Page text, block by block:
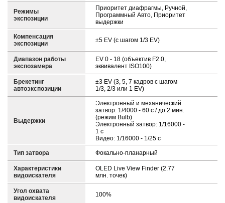
Режимы
экспозиции
Приоритет диафрагмы, Ручной,
Программный Авто, Приоритет
выдержки
Компенсация
экспозиции
±5 EV (с шагом 1/3 EV)
Диапазон работы
экспозамера
EV 0 - 18 (объектив F2.0,
эквивалент ISO100)
Брекетинг
автоэкспозиции
±3 EV (3, 5, 7 кадров с шагом
1/3, 2/3 или 1 EV)
Выдержки
Электронный и механический
затвор: 1/4000 - 60 с / до 2 мин.
(режим Bulb)
Электронный затвор: 1/16000 -
1 c
Видео: 1/16000 - 1/25 c
Тип затвора Фокально-планарный
Характеристики
видоискателя
OLED Live View Finder (2.77
млн. точек)
Угол охвата
видоискателя
100%